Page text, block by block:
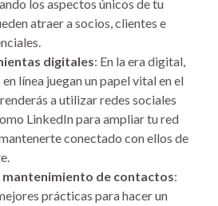
los aspectos únicos de tu
atraer a socios, clientes e
digitales: En la era digital,
línea juegan un papel vital en el
a utilizar redes sociales
LinkedIn para ampliar tu red
conectado con ellos de
mantenimiento de contactos:
prácticas para hacer un